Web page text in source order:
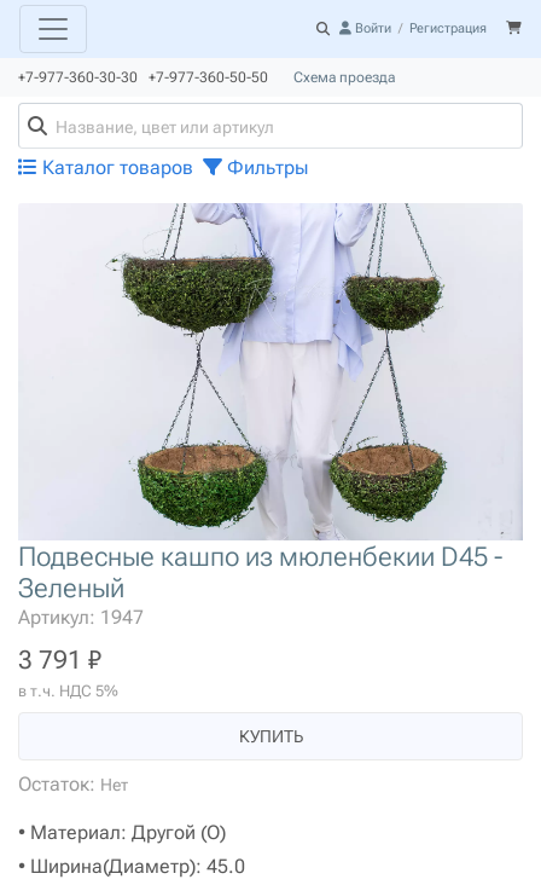
Войти / Регистрация
+7-977-360-30-30 +7-977-360-50-50 Схема проезда
Каталог товаров Фильтры
Подвесные кашпо из мюленбекии D45 -
Зеленый
Артикул: 1947
3 791 ₽
в т.ч. НДС 5%
КУПИТЬ
Остаток: Нет
• Материал: Другой (O)
• Ширина(Диаметр): 45.0